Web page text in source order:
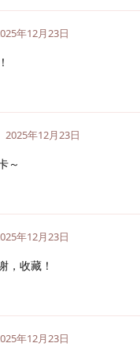
年12月23日
2025年12月23日
～
年12月23日
，收藏！
年12月23日